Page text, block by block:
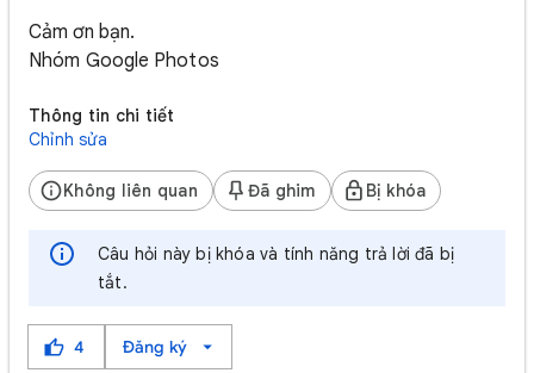
Cảm ơn bạn.
Nhóm Google Photos
Thông tin chi tiết
Chỉnh sửa
Không liên quan Đã ghim Bị khóa
Câu hỏi này bị khóa và tính năng trả lời đã bị
tắt.
4 Đăng ký